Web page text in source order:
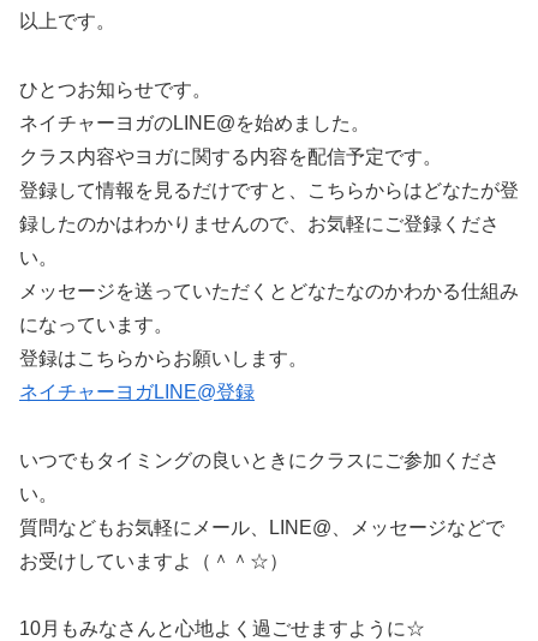
以上です。
ひとつお知らせです。
ネイチャーヨガのLINE@を始めました。
クラス内容やヨガに関する内容を配信予定です。
登録して情報を見るだけですと、こちらからはどなたが登
録したのかはわかりませんので、お気軽にご登録くださ
い。
メッセージを送っていただくとどなたなのかわかる仕組み
になっています。
登録はこちらからお願いします。
ネイチャーヨガLINE@登録
いつでもタイミングの良いときにクラスにご参加くださ
い。
質問などもお気軽にメール、LINE@、メッセージなどで
お受けしていますよ（＾＾☆）
10月もみなさんと心地よく過ごせますように☆